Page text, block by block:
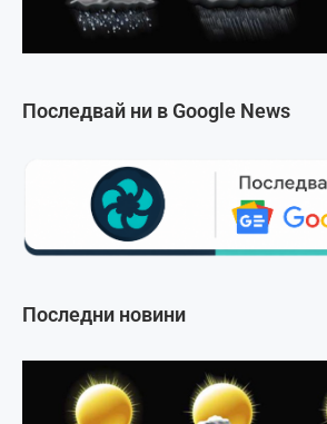
Последвай ни в Google News
Последни новини